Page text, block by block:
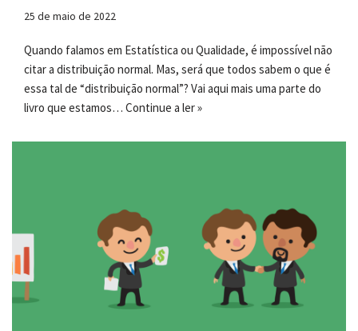
25 de maio de 2022
Quando falamos em Estatística ou Qualidade, é impossível não
citar a distribuição normal. Mas, será que todos sabem o que é
essa tal de “distribuição normal”? Vai aqui mais uma parte do
livro que estamos… Continue a ler »